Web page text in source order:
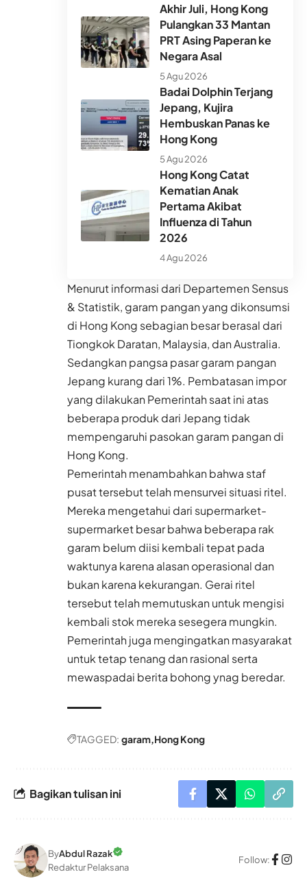
Akhir Juli, Hong Kong
Pulangkan 33 Mantan
PRT Asing Paperan ke
Negara Asal
5 Agu 2026
Badai Dolphin Terjang
Jepang, Kujira
Hembuskan Panas ke
Hong Kong
5 Agu 2026
Hong Kong Catat
Kematian Anak
Pertama Akibat
Influenza di Tahun
2026
4 Agu 2026
Menurut informasi dari Departemen Sensus
& Statistik, garam pangan yang dikonsumsi
di Hong Kong sebagian besar berasal dari
Tiongkok Daratan, Malaysia, dan Australia.
Sedangkan pangsa pasar garam pangan
Jepang kurang dari 1%. Pembatasan impor
yang dilakukan Pemerintah saat ini atas
beberapa produk dari Jepang tidak
mempengaruhi pasokan garam pangan di
Hong Kong.
Pemerintah menambahkan bahwa staf
pusat tersebut telah mensurvei situasi ritel.
Mereka mengetahui dari supermarket-
supermarket besar bahwa beberapa rak
garam belum diisi kembali tepat pada
waktunya karena alasan operasional dan
bukan karena kekurangan. Gerai ritel
tersebut telah memutuskan untuk mengisi
kembali stok mereka sesegera mungkin.
Pemerintah juga mengingatkan masyarakat
untuk tetap tenang dan rasional serta
mewaspadai berita bohong ynag beredar.
TAGGED: garam Hong Kong
Bagikan tulisan ini
ByAbdul Razak
Redaktur Pelaksana
Follow: